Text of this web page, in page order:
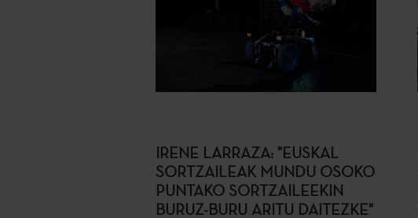
IRENE LARRAZA: "EUSKAL
SORTZAILEAK MUNDU OSOKO
PUNTAKO SORTZAILEEKIN
BURUZ-BURU ARITU DAITEZKE"